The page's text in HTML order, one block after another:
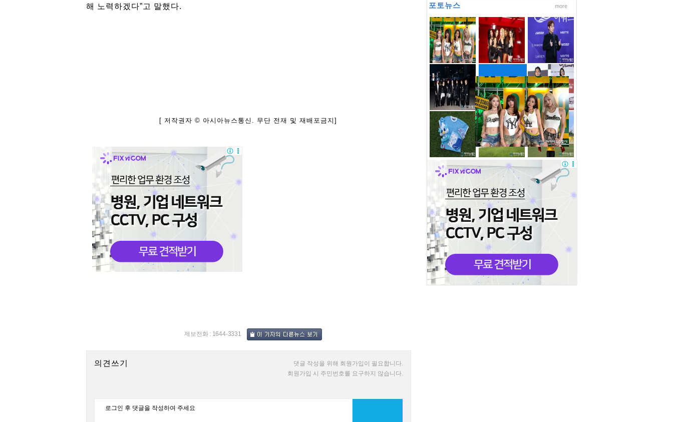
해 노력하겠다”고 말했다.
[ 저작권자 © 아시아뉴스통신. 무단 전재 및 재배포금지]
제보전화 : 1644-3331
의견쓰기
댓글 작성을 위해 회원가입이 필요합니다.
회원가입 시 주민번호를 요구하지 않습니다.
포토뉴스 more